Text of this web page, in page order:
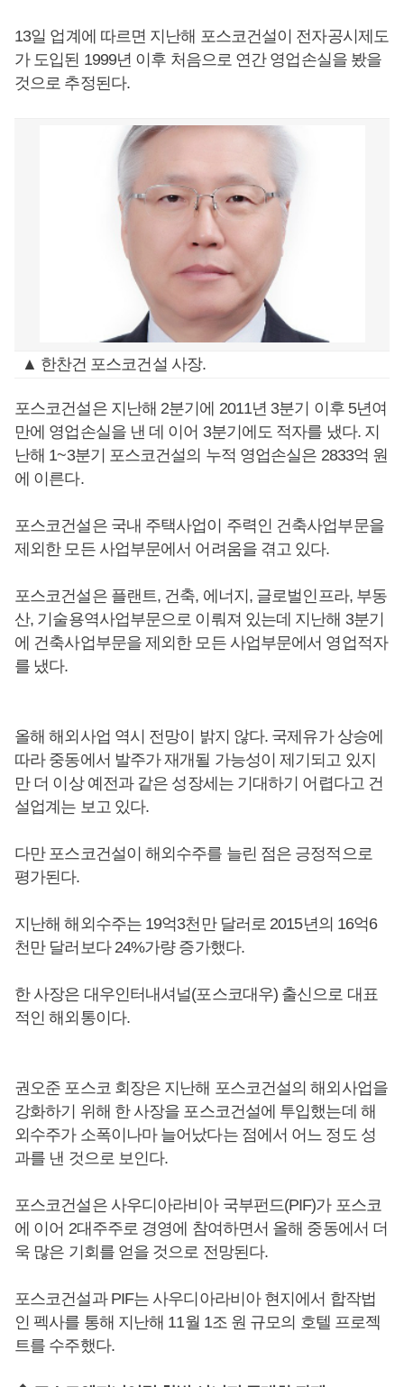
13일 업계에 따르면 지난해 포스코건설이 전자공시제도
가 도입된 1999년 이후 처음으로 연간 영업손실을 봤을
것으로 추정된다.
▲ 한찬건 포스코건설 사장.
포스코건설은 지난해 2분기에 2011년 3분기 이후 5년여
만에 영업손실을 낸 데 이어 3분기에도 적자를 냈다. 지
난해 1~3분기 포스코건설의 누적 영업손실은 2833억 원
에 이른다.
포스코건설은 국내 주택사업이 주력인 건축사업부문을
제외한 모든 사업부문에서 어려움을 겪고 있다.
포스코건설은 플랜트, 건축, 에너지, 글로벌인프라, 부동
산, 기술용역사업부문으로 이뤄져 있는데 지난해 3분기
에 건축사업부문을 제외한 모든 사업부문에서 영업적자
를 냈다.
올해 해외사업 역시 전망이 밝지 않다. 국제유가 상승에
따라 중동에서 발주가 재개될 가능성이 제기되고 있지
만 더 이상 예전과 같은 성장세는 기대하기 어렵다고 건
설업계는 보고 있다.
다만 포스코건설이 해외수주를 늘린 점은 긍정적으로
평가된다.
지난해 해외수주는 19억3천만 달러로 2015년의 16억6
천만 달러보다 24%가량 증가했다.
한 사장은 대우인터내셔널(포스코대우) 출신으로 대표
적인 해외통이다.
권오준 포스코 회장은 지난해 포스코건설의 해외사업을
강화하기 위해 한 사장을 포스코건설에 투입했는데 해
외수주가 소폭이나마 늘어났다는 점에서 어느 정도 성
과를 낸 것으로 보인다.
포스코건설은 사우디아라비아 국부펀드(PIF)가 포스코
에 이어 2대주주로 경영에 참여하면서 올해 중동에서 더
욱 많은 기회를 얻을 것으로 전망된다.
포스코건설과 PIF는 사우디아라비아 현지에서 합작법
인 펙사를 통해 지난해 11월 1조 원 규모의 호텔 프로젝
트를 수주했다.